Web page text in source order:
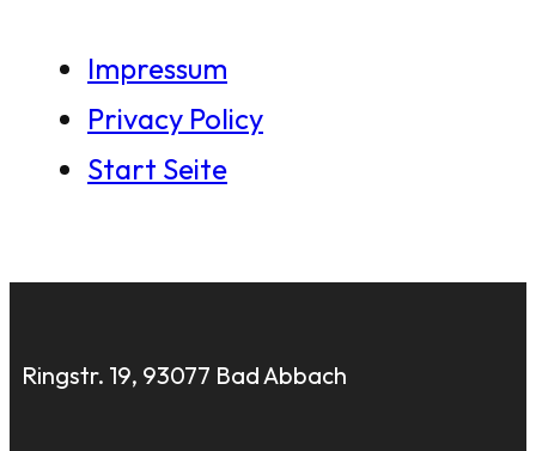
Impressum
Privacy Policy
Start Seite
Ringstr. 19, 93077 Bad Abbach